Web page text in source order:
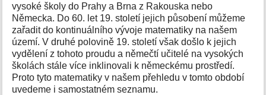
vysoké školy do Prahy a Brna z Rakouska nebo
Německa. Do 60. let 19. století jejich působení můžeme
zařadit do kontinuálního vývoje matematiky na našem
území. V druhé polovině 19. století však došlo k jejich
vydělení z tohoto proudu a němečtí učitelé na vysokých
školách stále více inklinovali k německému prostředí.
Proto tyto matematiky v našem přehledu v tomto období
uvedeme i samostatném seznamu.